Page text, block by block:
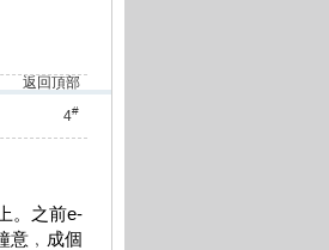
返回頂部
4#
。之前e-
意﹐成個